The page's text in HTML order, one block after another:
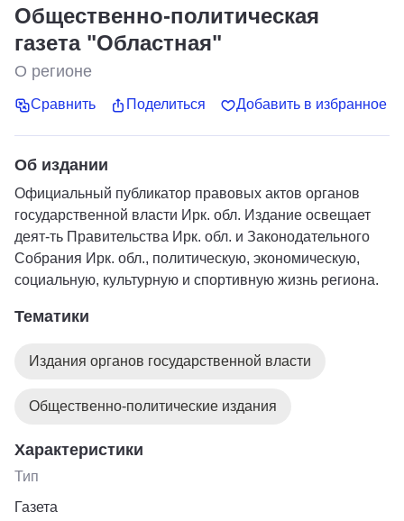
Общественно-политическая
газета "Областная"
О регионе
Сравнить Поделиться Добавить в избранное
Об издании
Официальный публикатор правовых актов органов
государственной власти Ирк. обл. Издание освещает
деят-ть Правительства Ирк. обл. и Законодательного
Собрания Ирк. обл., политическую, экономическую,
социальную, культурную и спортивную жизнь региона.
Тематики
Издания органов государственной власти
Общественно-политические издания
Характеристики
Тип
Газета